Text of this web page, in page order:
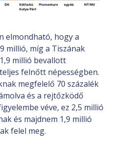
elmondható, hogy a
millió, míg a Tiszának
millió bevallott
felnőtt népességben.
megfelelő 70 százalék
és a rejtőzködő
véve, ez 2,5 millió
és majdnem 1,9 millió
felel meg.